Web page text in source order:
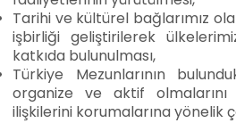
Tarihi ve kültürel bağlarımız
işbirliği geliştirilerek
katkıda bulunulması,
Türkiye Mezunlarının
organize ve aktif
ilişkilerini korumalarına yönelik